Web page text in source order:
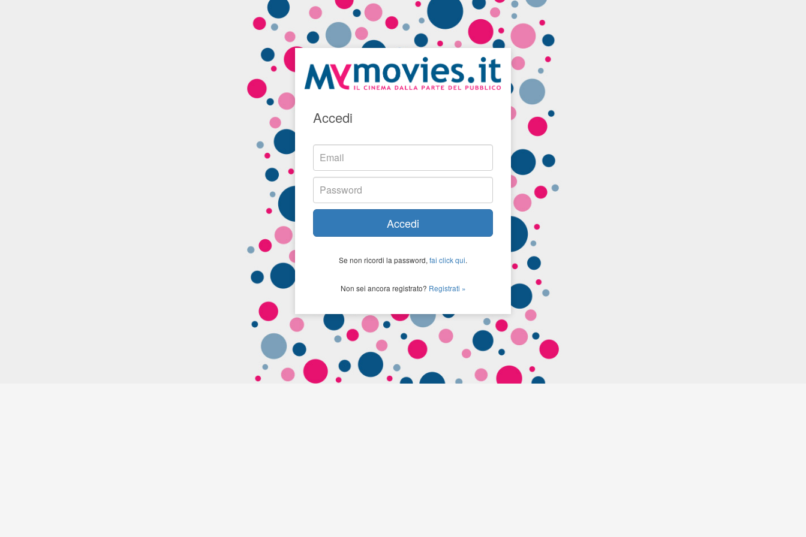
Accedi
Accedi
Se non ricordi la password, fai click qui.
Non sei ancora registrato? Registrati »